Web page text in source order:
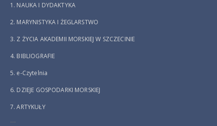
1. NAUKA I DYDAKTYKA
2. MARYNISTYKA I ŻEGLARSTWO
3. Z ŻYCIA AKADEMII MORSKIEJ W SZCZECINIE
4. BIBLIOGRAFIE
5. e-Czytelnia
6. DZIEJE GOSPODARKI MORSKIEJ
7. ARTYKUŁY
...